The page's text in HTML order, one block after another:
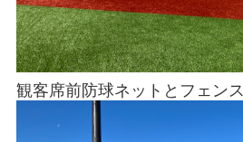
観客席前防球ネットとフェンス